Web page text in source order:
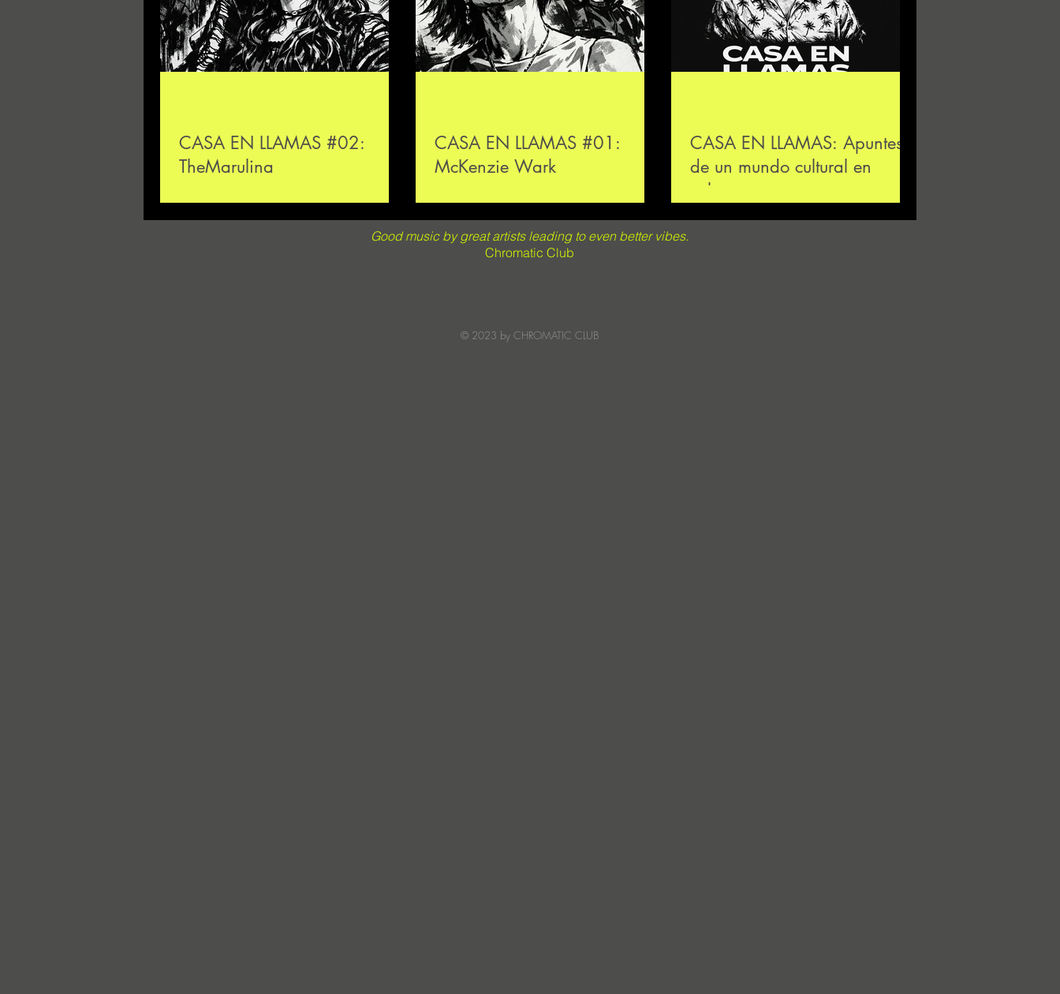
CASA EN LLAMAS #02:
TheMarulina
CASA EN LLAMAS #01:
McKenzie Wark
CASA EN LLAMAS: Apuntes
de un mundo cultural en
colapso
Good music by great artists leading to even better vibes.
Chromatic Club
© 2023 by CHROMATIC CLUB